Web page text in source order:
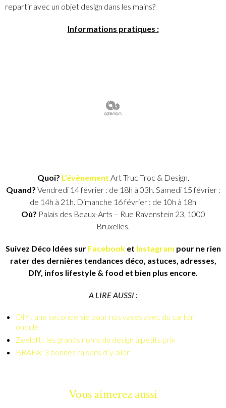
repartir avec un objet design dans les mains?
Informations pratiques :
Quoi? L’évènement Art Truc Troc & Design.
Quand? Vendredi 14 février : de 18h à 03h. Samedi 15 février :
de 14h à 21h. Dimanche 16 février : de 10h à 18h
Où? Palais des Beaux-Arts – Rue Ravenstein 23, 1000
Bruxelles.
Suivez Déco Idées sur Facebooket Instagram pour ne rien
rater des dernières tendances déco, astuces, adresses,
DIY, infos lifestyle & food et bien plus encore.
A LIRE AUSSI :
DIY : une seconde vie pour nos vases avec du carton
ondulé
Zeeloft : les grands noms du design à petits prix
BRAFA: 3 bonnes raisons d’y aller
Vous aimerez aussi